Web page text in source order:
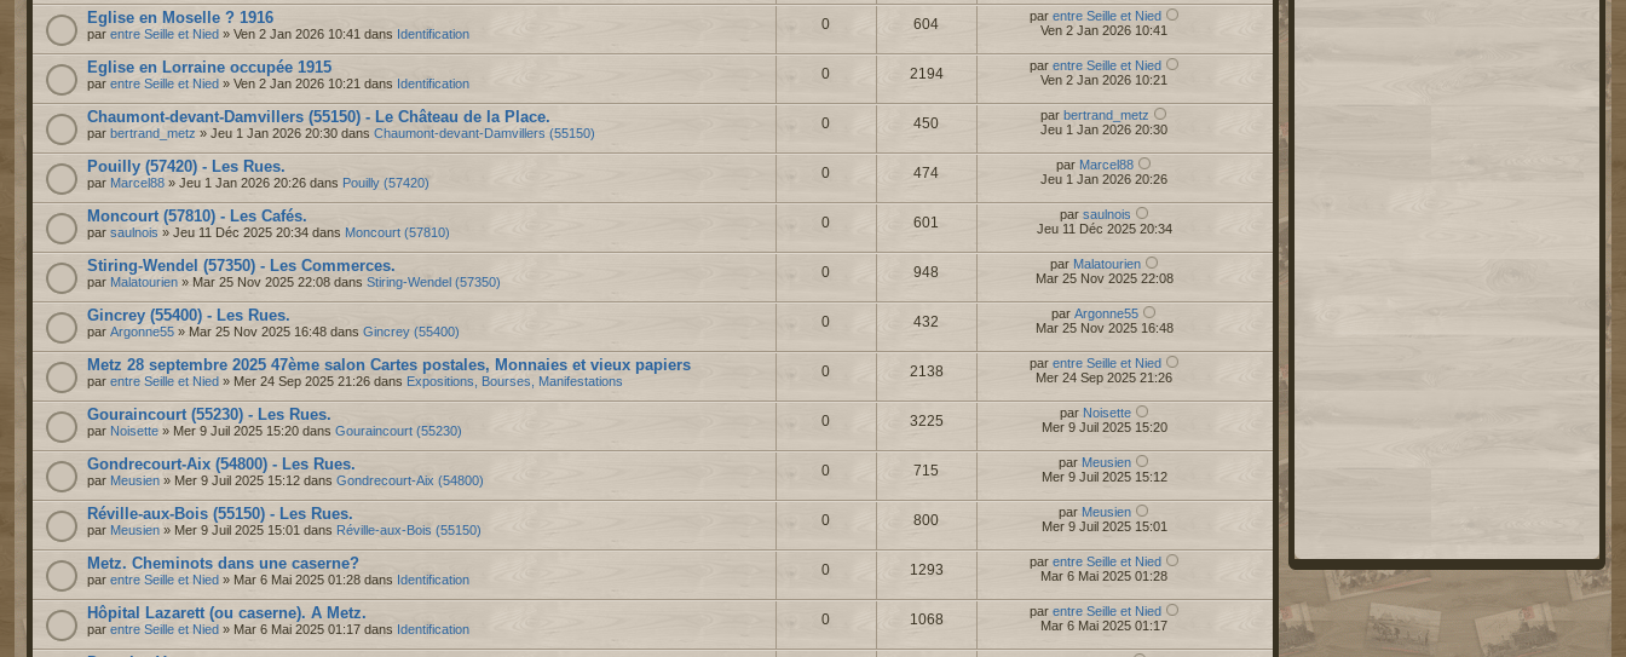
Eglise en Moselle ? 1916
par entre Seille et Nied » Ven 2 Jan 2026 10:41 dans Identification
0 604 par entre Seille et Nied
Ven 2 Jan 2026 10:41
Eglise en Lorraine occupée 1915
par entre Seille et Nied » Ven 2 Jan 2026 10:21 dans Identification
0 2194 par entre Seille et Nied
Ven 2 Jan 2026 10:21
Chaumont-devant-Damvillers (55150) - Le Château de la Place.
par bertrand_metz » Jeu 1 Jan 2026 20:30 dans Chaumont-devant-Damvillers (55150)
0 450 parbertrand_metz
Jeu 1 Jan 2026 20:30
Pouilly (57420) - Les Rues.
par Marcel88 » Jeu 1 Jan 2026 20:26 dans Pouilly (57420)
0 474 par Marcel88
Jeu 1 Jan 2026 20:26
Moncourt (57810) - Les Cafés.
par saulnois » Jeu 11 Déc 2025 20:34 dans Moncourt (57810)
0 601 par saulnois
Jeu 11 Déc 2025 20:34
Stiring-Wendel (57350) - Les Commerces.
par Malatourien » Mar 25 Nov 2025 22:08 dans Stiring-Wendel (57350)
0 948 par Malatourien
Mar 25 Nov 2025 22:08
Gincrey (55400) - Les Rues.
par Argonne55 » Mar 25 Nov 2025 16:48 dans Gincrey (55400)
0 432 parArgonne55
Mar 25 Nov 2025 16:48
Metz 28 septembre 2025 47ème salon Cartes postales, Monnaies et vieux papiers
par entre Seille et Nied » Mer 24 Sep 2025 21:26 dans Expositions, Bourses, Manifestations
0 2138 par entre Seille et Nied
Mer 24 Sep 2025 21:26
Gouraincourt (55230) - Les Rues.
par Noisette » Mer 9 Juil 2025 15:20 dans Gouraincourt (55230)
0 3225 par Noisette
Mer 9 Juil 2025 15:20
Gondrecourt-Aix (54800) - Les Rues.
par Meusien » Mer 9 Juil 2025 15:12 dans Gondrecourt-Aix (54800)
0 715 par Meusien
Mer 9 Juil 2025 15:12
Réville-aux-Bois (55150) - Les Rues.
par Meusien » Mer 9 Juil 2025 15:01 dans Réville-aux-Bois (55150)
0 800 par Meusien
Mer 9 Juil 2025 15:01
Metz. Cheminots dans une caserne?
par entre Seille et Nied » Mar 6 Mai 2025 01:28 dans Identification
0 1293 par entre Seille et Nied
Mar 6 Mai 2025 01:28
Hôpital Lazarett (ou caserne). A Metz.
par entre Seille et Nied » Mar 6 Mai 2025 01:17 dans Identification
0 1068 par entre Seille et Nied
Mar 6 Mai 2025 01:17